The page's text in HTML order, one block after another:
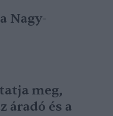
Nagy-
meg,
áradó és a